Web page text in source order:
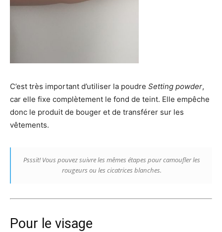
C’est très important d’utiliser la poudre Setting powder,
car elle fixe complètement le fond de teint. Elle empêche
donc le produit de bouger et de transférer sur les
vêtements.
Psssit! Vous pouvez suivre les mêmes étapes pour camoufler les
rougeurs ou les cicatrices blanches.
Pour le visage